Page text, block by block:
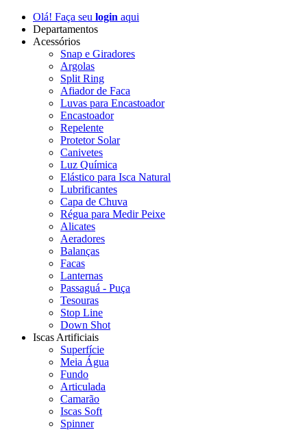
Olá! Faça seu login aqui
Departamentos
Acessórios
Snap e Giradores
Argolas
Split Ring
Afiador de Faca
Luvas para Encastoador
Encastoador
Repelente
Protetor Solar
Canivetes
Luz Química
Elástico para Isca Natural
Lubrificantes
Capa de Chuva
Régua para Medir Peixe
Alicates
Aeradores
Balanças
Facas
Lanternas
Passaguá - Puça
Tesouras
Stop Line
Down Shot
Iscas Artificiais
Superfície
Meia Água
Fundo
Articulada
Camarão
Iscas Soft
Spinner